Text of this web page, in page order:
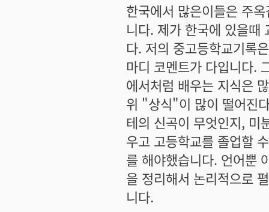
한국에서 많은이들은 주
니다. 제가 한국에 있을때
다. 저의 중고등학교기록
마디 코멘트가 다입니다.
에서처럼 배우는 지식은
위 "상식"이 많이 떨어진
테의 신곡이 무엇인지, 미
우고 고등학교를 졸업할
를 해야했습니다. 언어뿐
을 정리해서 논리적으로
니다.